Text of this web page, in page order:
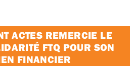
ACTES REMERCIE LE
FTQ POUR SON
FINANCIER